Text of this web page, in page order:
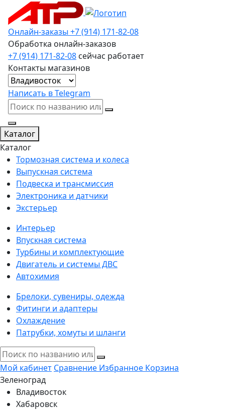
Онлайн-заказы +7 (914) 171-82-08
Обработка онлайн-заказов
+7 (914) 171-82-08 сейчас работает
Контакты магазинов
Написать в Telegram
Каталог
Каталог
Тормозная система и колеса
Выпускная система
Подвеска и трансмиссия
Электроника и датчики
Экстерьер
Интерьер
Впускная система
Турбины и комплектующие
Двигатель и системы ДВС
Автохимия
Брелоки, сувениры, одежда
Фитинги и адаптеры
Охлаждение
Патрубки, хомуты и шланги
Мой кабинет Сравнение Избранное Корзина
Зеленоград
Владивосток
Хабаровск